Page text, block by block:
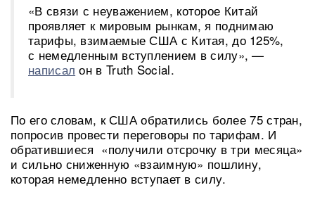
«В связи с неуважением, которое Китай
проявляет к мировым рынкам, я поднимаю
тарифы, взимаемые США с Китая, до 125%,
с немедленным вступлением в силу», —
написал он в Truth Social.
По его словам, к США обратились более 75 стран,
попросив провести переговоры по тарифам. И
обратившиеся «получили отсрочку в три месяца»
и сильно сниженную «взаимную» пошлину,
которая немедленно вступает в силу.